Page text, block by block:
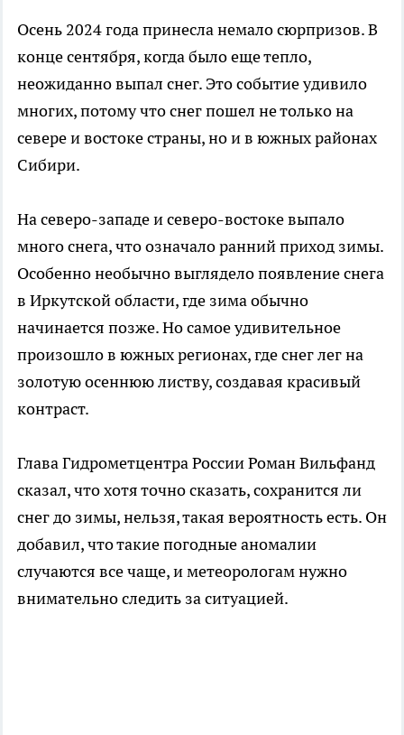
Осень 2024 года принесла немало сюрпризов. В
конце сентября, когда было еще тепло,
неожиданно выпал снег. Это событие удивило
многих, потому что снег пошел не только на
севере и востоке страны, но и в южных районах
Сибири.
На северо-западе и северо-востоке выпало
много снега, что означало ранний приход зимы.
Особенно необычно выглядело появление снега
в Иркутской области, где зима обычно
начинается позже. Но самое удивительное
произошло в южных регионах, где снег лег на
золотую осеннюю листву, создавая красивый
контраст.
Глава Гидрометцентра России Роман Вильфанд
сказал, что хотя точно сказать, сохранится ли
снег до зимы, нельзя, такая вероятность есть. Он
добавил, что такие погодные аномалии
случаются все чаще, и метеорологам нужно
внимательно следить за ситуацией.